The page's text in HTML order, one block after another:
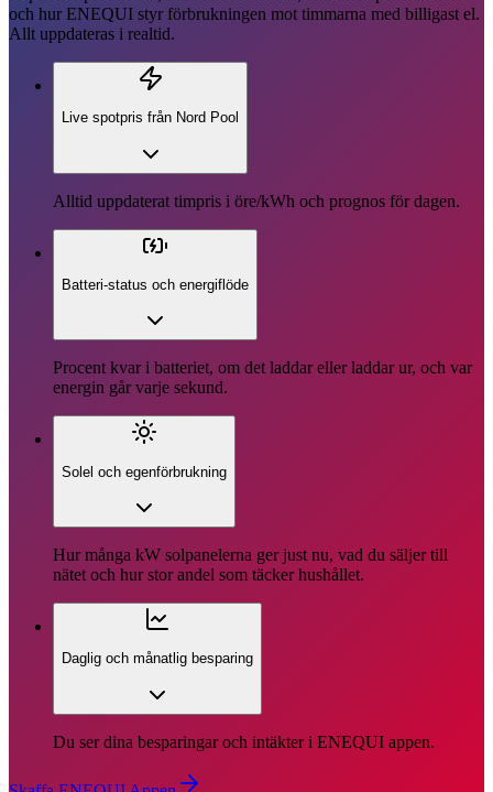
och hur ENEQUI styr förbrukningen mot timmarna med billigast el.
Allt uppdateras i realtid.
Live spotpris från Nord Pool
Alltid uppdaterat timpris i öre/kWh och prognos för dagen.
Batteri-status och energiflöde
Procent kvar i batteriet, om det laddar eller laddar ur, och var
energin går varje sekund.
Solel och egenförbrukning
Hur många kW solpanelerna ger just nu, vad du säljer till
nätet och hur stor andel som täcker hushållet.
Daglig och månatlig besparing
Du ser dina besparingar och intäkter i ENEQUI appen.